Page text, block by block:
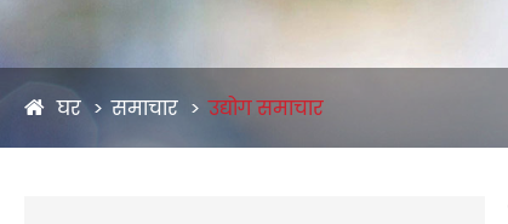
घर समाचार उद्योग समाचार